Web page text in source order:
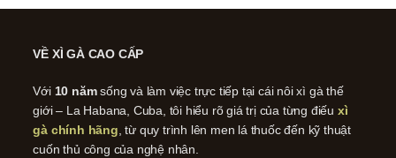
VỀ XÌ GÀ CAO CẤP
Với 10 nămsống và làm việc trực tiếp tại cái nôi xì gà thế
giới – La Habana, Cuba, tôi hiểu rõ giá trị của từng điếu xì
gà chính hãng , từ quy trình lên men lá thuốc đến kỹ thuật
cuốn thủ công của nghệ nhân.